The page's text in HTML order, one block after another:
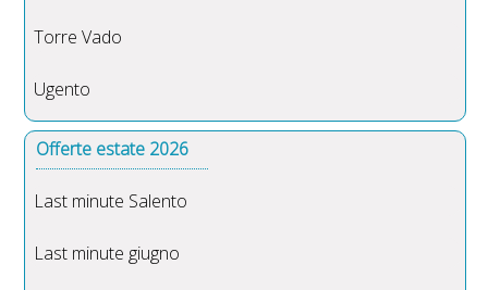
Torre Vado
Ugento
Offerte estate 2026
Last minute Salento
Last minute giugno